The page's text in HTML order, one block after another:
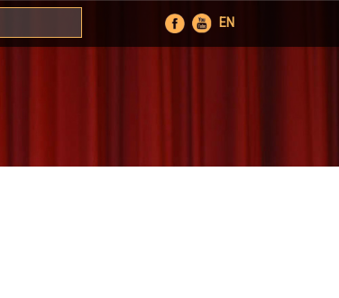
EN